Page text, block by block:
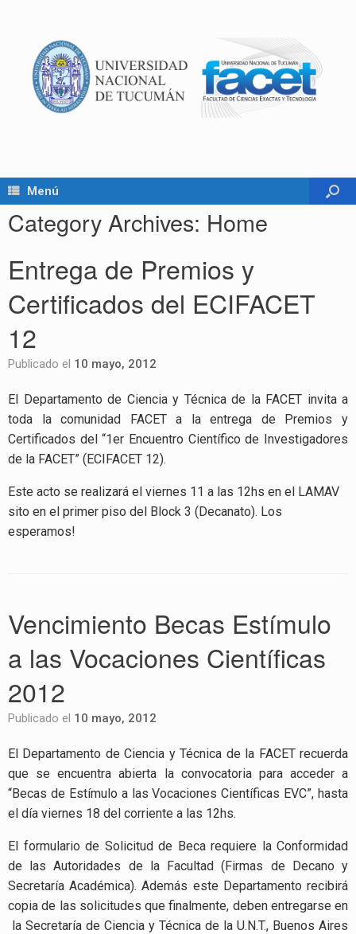
Menú
Category Archives: Home
Entrega de Premios y
Certificados del ECIFACET
12
Publicado el 10 mayo, 2012
El Departamento de Ciencia y Técnica de la FACET invita a
toda la comunidad FACET a la entrega de Premios y
Certificados del “1er Encuentro Científico de Investigadores
de la FACET” (ECIFACET 12).
Este acto se realizará el viernes 11 a las 12hs en el LAMAV
sito en el primer piso del Block 3 (Decanato). Los
esperamos!
Vencimiento Becas Estímulo
a las Vocaciones Científicas
2012
Publicado el 10 mayo, 2012
El Departamento de Ciencia y Técnica de la FACET recuerda
que se encuentra abierta la convocatoria para acceder a
“Becas de Estímulo a las Vocaciones Científicas EVC”, hasta
el día viernes 18 del corriente a las 12hs.
El formulario de Solicitud de Beca requiere la Conformidad
de las Autoridades de la Facultad (Firmas de Decano y
Secretaría Académica). Además este Departamento recibirá
copia de las solicitudes que finalmente, deben entregarse en
la Secretaría de Ciencia y Técnica de la U.N.T., Buenos Aires